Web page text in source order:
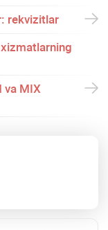
rekvizitlar
va MIX